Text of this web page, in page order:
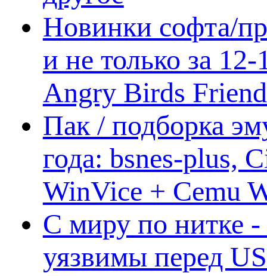
Новинки софта/
и не только за
Angry Birds
Пак / подборка
года: bsnes-plus,
WinVice + Cemu
С миру по нитке
уязвимы перед